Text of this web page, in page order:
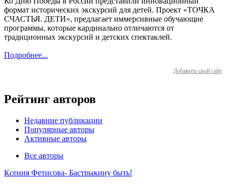
формат исторических экскурсий для детей. Проект «ТОЧКА
СЧАСТЬЯ. ДЕТИ», предлагает иммерсивные обучающие
программы, которые кардинально отличаются от
традиционных экскурсий и детских спектаклей.
Подробнее...
Добавить свой сайт
Рейтинг авторов
Недавние публикации
Популярные авторы
Активные авторы
Все авторы
Ксения Фетисова- Бастрыкину быть!